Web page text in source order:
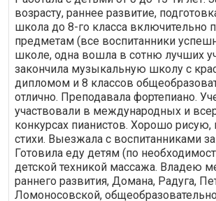
возрасту, раннее развитие,
школа до 8-го класса включительно
предметам (все воспитанники
школе, одна вошла в сотню лучших
закончила музыкальную школу с
дипломом и 8 классов
отлично. Преподавала фортепиано.
участвовали в международных и
конкурсах пианистов. Хорошо
стихи. Выезжала с воспитанниками за
Готовила еду детям (по
детской техникой массажа. Владею
раннего развития, Домана, Радуга,
Ломоносовской,